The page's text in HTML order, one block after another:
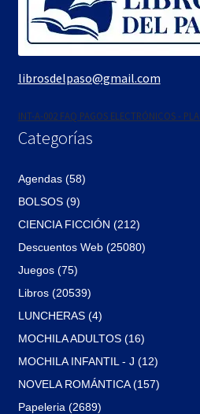
Textos (ver sub cats) (118)
TEXTOS EN INGLES (39)
TEXTOS INGLES (49)
Varios (751)
librosdelpaso@gmail.com
INT-A-002 FAQ PAGOS ELECTRÓNICOS -
Categorías
Agendas (58)
BOLSOS (9)
CIENCIA FICCIÓN (212)
Descuentos Web (25080)
Juegos (75)
Libros (20539)
LUNCHERAS (4)
MOCHILA ADULTOS (16)
MOCHILA INFANTIL - J (12)
NOVELA ROMÁNTICA (157)
Papeleria (2689)